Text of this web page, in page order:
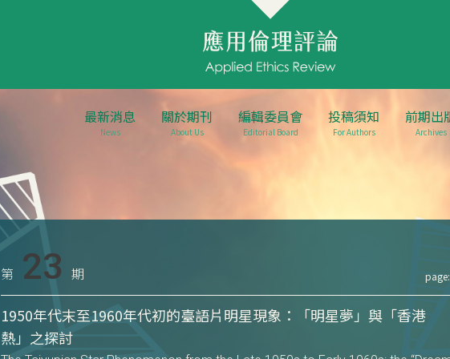
最新消息
News
關於期刊
About Us
編輯委員會
Editorial Board
投稿須知
For Authors
前期出
Archives
第 23 期
1950年代末至1960年代初的臺語片明星現象：「明星夢」與「香港
熱」之探討